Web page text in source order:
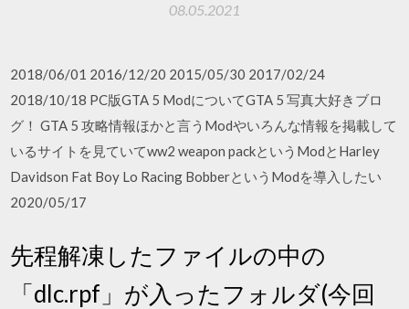
08.05.2021
2018/06/01 2016/12/20 2015/05/30 2017/02/24
2018/10/18 PC版GTA 5 ModについてGTA 5 写真大好きブロ
グ！ GTA 5 攻略情報ほかと言うModやいろんな情報を掲載して
いるサイトを見ていてww2 weapon packというModとHarley
Davidson Fat Boy Lo Racing BobberというModを導入したい
2020/05/17
先程解凍したファイルの中の
「dlc.rpf」が入ったフォルダ(今回